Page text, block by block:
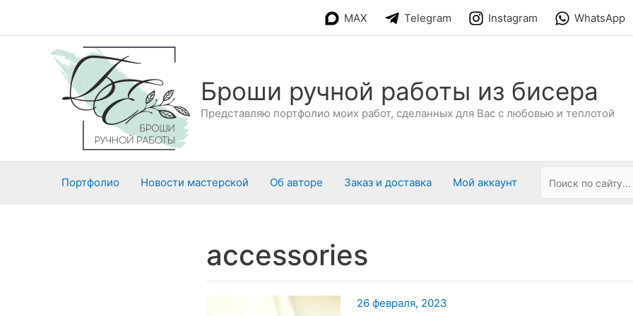
MAX Telegram Instagram WhatsApp
Броши ручной работы из бисера
Представляю портфолио моих работ, сделанных для Вас с любовью и теплотой
Портфолио Новости мастерской Об авторе Заказ и доставка Мой аккаунт
accessories
26 февраля, 2023